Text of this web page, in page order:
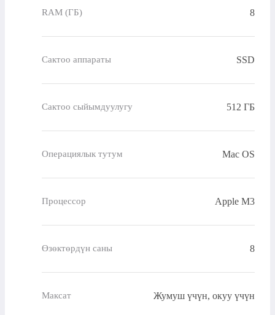
RAM (ГБ) 8
Сактоо аппараты SSD
Сактоо сыйымдуулугу 512 ГБ
Операциялык тутум Mac OS
Процессор Apple M3
Өзөктөрдүн саны 8
Максат Жумуш үчүн, окуу үчүн